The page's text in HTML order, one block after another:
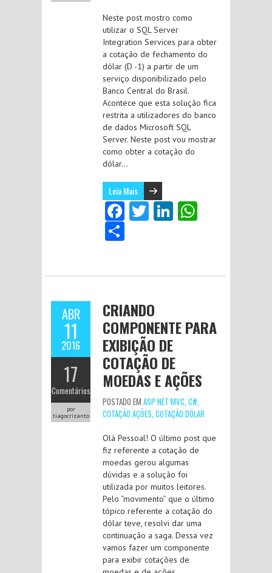
Neste post mostro como
utilizar o SQL Server
Integration Services para obter
a cotação de fechamento do
dólar (D -1) a partir de um
serviço disponibilizado pelo
Banco Central do Brasil.
Acontece que esta solução fica
restrita a utilizadores do banco
de dados Microsoft SQL
Server. Neste post vou mostrar
como obter a cotação do
dólar…
Leia Mais
Fa
k
T Li
ABR
11
2016
17
Comentários
por
tiagocrizanto
CRIANDO
COMPONENTE PARA
EXIBIÇÃO DE
COTAÇÃO DE
MOEDAS E AÇÕES
POSTADO EM ASP NET MVC, C#,
COTAÇÃO AÇÕES, COTAÇÃO DÓLAR
Olá Pessoal! O último post que
fiz referente a cotação de
moedas gerou algumas
dúvidas e a solução foi
utilizada por muitos leitores.
Pelo “movimento” que o último
tópico referente a cotação do
dólar teve, resolvi dar uma
continuação a saga. Dessa vez
vamos fazer um componente
para exibir cotações de